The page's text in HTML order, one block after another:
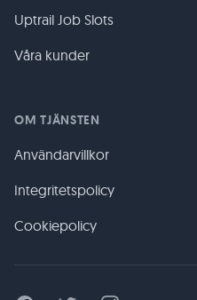
Uptrail Job Slots
Våra kunder
OM TJÄNSTEN
Användarvillkor
Integritetspolicy
Cookiepolicy